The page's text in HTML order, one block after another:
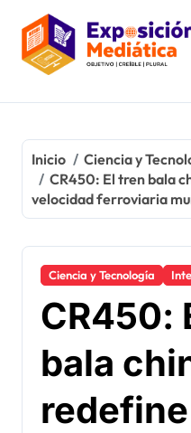
contenido
Inicio
Ciencia y
CR450: El tren bala
velocidad ferroviaria
Ciencia y Tecnología
CR450:
bala